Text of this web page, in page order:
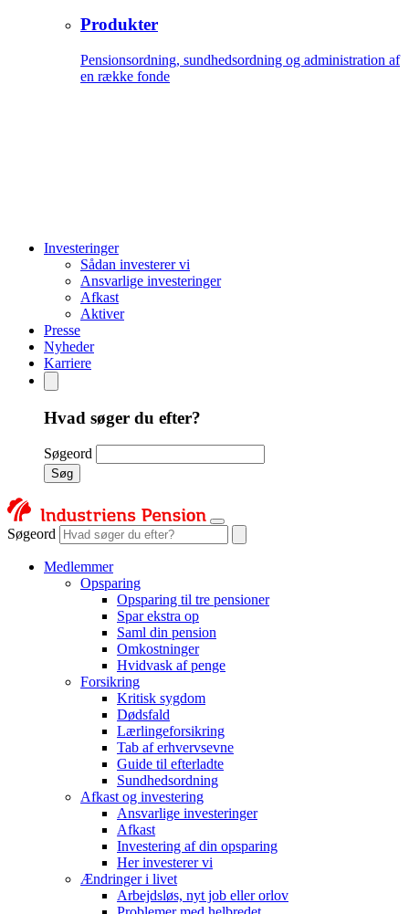
Produkter
Pensionsordning, sundhedsordning og administration af
en række fonde
Investeringer
Sådan investerer vi
Ansvarlige investeringer
Afkast
Aktiver
Presse
Nyheder
Karriere
Hvad søger du efter?
Søgeord
Søg
Søgeord
Medlemmer
Opsparing
Opsparing til tre pensioner
Spar ekstra op
Saml din pension
Omkostninger
Hvidvask af penge
Forsikring
Kritisk sygdom
Dødsfald
Lærlingeforsikring
Tab af erhvervsevne
Guide til efterladte
Sundhedsordning
Afkast og investering
Ansvarlige investeringer
Afkast
Investering af din opsparing
Her investerer vi
Ændringer i livet
Arbejdsløs, nyt job eller orlov